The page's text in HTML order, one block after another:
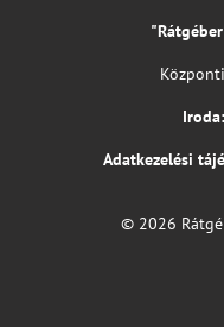
Iroda:
Adatkezelési
© 2026